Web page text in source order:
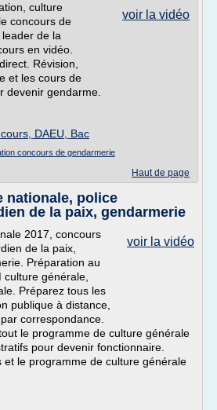
voir la vidéo
culture
concours de
de la
en vidéo.
Révision,
et les cours de
devenir gendarme.
DAEU, Bac
concours de gendarmerie
Haut de page
nationale, police
de la paix, gendarmerie
voir la vidéo
2017, concours
de la paix,
Préparation au
générale,
Préparez tous les
publique à distance,
correspondance.
le programme de culture générale
pour devenir fonctionnaire.
et le programme de culture générale